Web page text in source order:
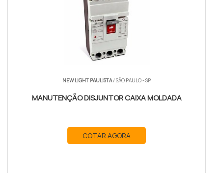
NEW LIGHT PAULISTA/ SÃO PAULO - SP
MANUTENÇÃO DISJUNTOR CAIXA MOLDADA
COTAR AGORA